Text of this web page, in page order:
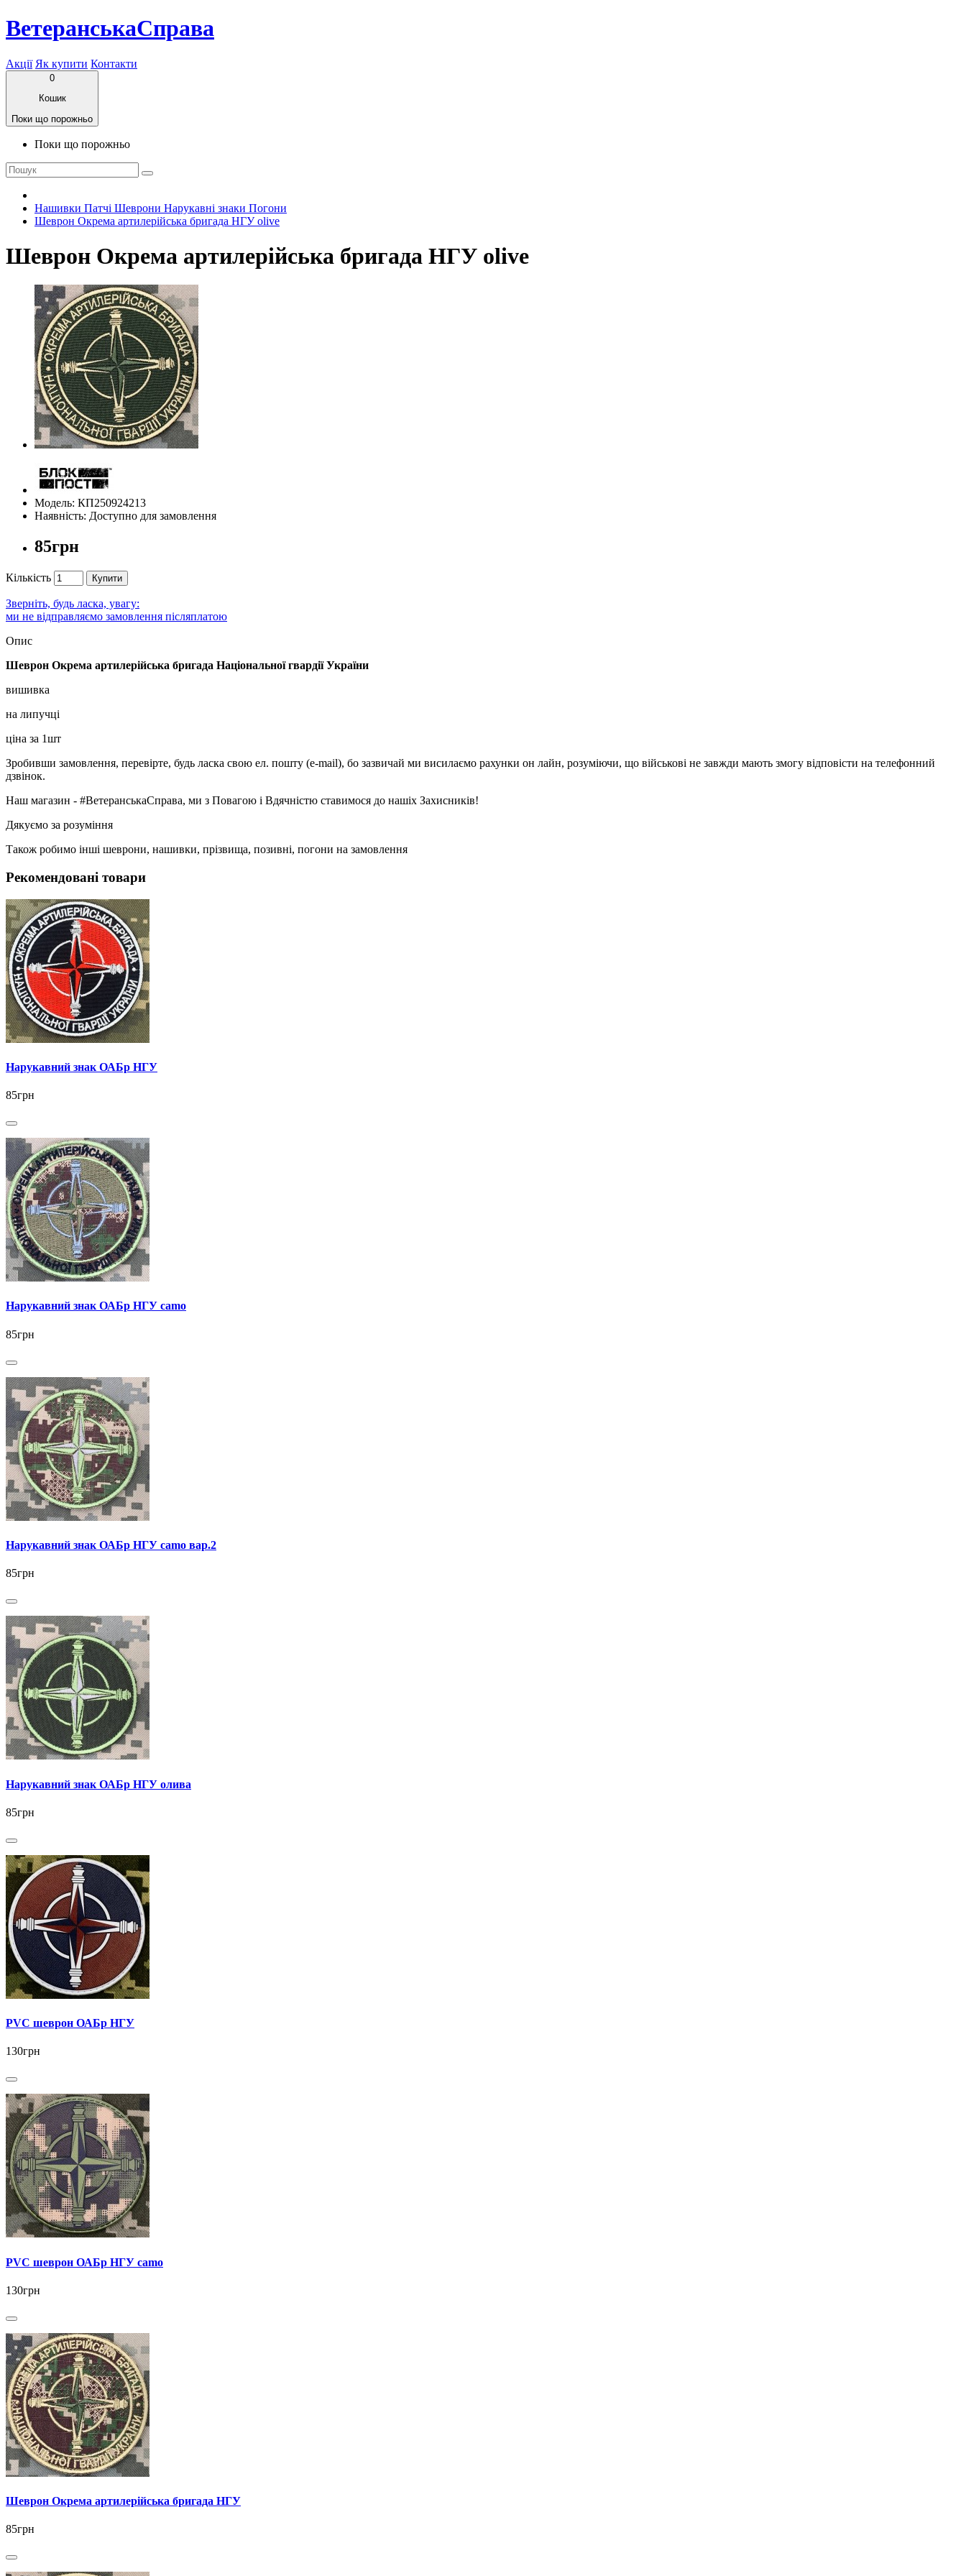
ВетеранськаСправа
Акції Як купити Контакти
0
Кошик
Поки що порожньо
Поки що порожньо
Нашивки Патчі Шеврони Нарукавні знаки Погони
Шеврон Окрема артилерійська бригада НГУ olive
Шеврон Окрема артилерійська бригада НГУ olive
Модель: КП250924213
Наявність: Доступно для замовлення
85грн
Кількість Купити
Зверніть, будь ласка, увагу:
ми не відправляємо замовлення післяплатою
Опис
Шеврон Окрема артилерійська бригада Національної гвардії України
вишивка
на липучці
ціна за 1шт
Зробивши замовлення, перевірте, будь ласка свою ел. пошту (e-mail), бо зазвичай ми висилаємо рахунки он лайн, розуміючи, що військові не завжди мають змогу відповісти на телефонний
дзвінок.
Наш магазин - #ВетеранськаСправа, ми з Повагою і Вдячністю ставимося до нашіх Захисників!
Дякуємо за розуміння
Також робимо інші шеврони, нашивки, прізвища, позивні, погони на замовлення
Рекомендовані товари
Нарукавний знак ОАБр НГУ
85грн
Нарукавний знак ОАБр НГУ camo
85грн
Нарукавний знак ОАБр НГУ camo вар.2
85грн
Нарукавний знак ОАБр НГУ олива
85грн
PVC шеврон ОАБр НГУ
130грн
PVC шеврон ОАБр НГУ camo
130грн
Шеврон Окрема артилерійська бригада НГУ
85грн